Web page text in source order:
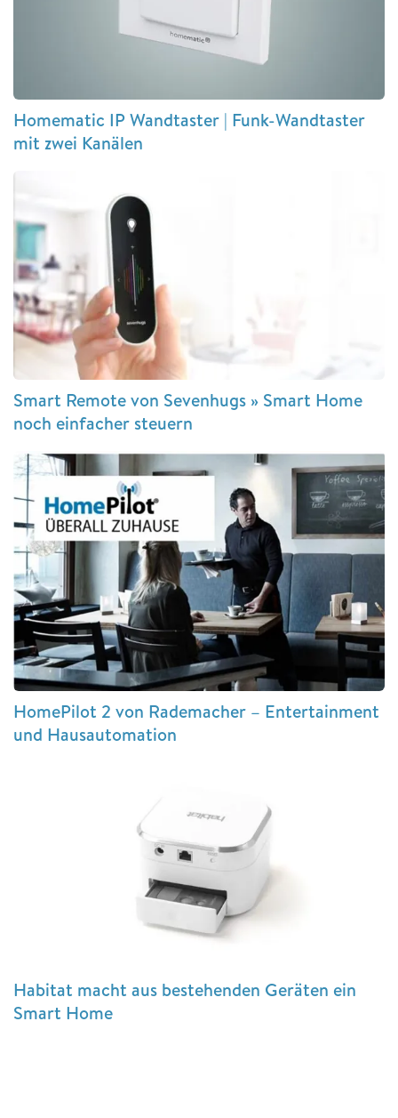
Homematic IP Wandtaster | Funk-Wandtaster
mit zwei Kanälen
Smart Remote von Sevenhugs » Smart Home
noch einfacher steuern
HomePilot 2 von Rademacher – Entertainment
und Hausautomation
Habitat macht aus bestehenden Geräten ein
Smart Home